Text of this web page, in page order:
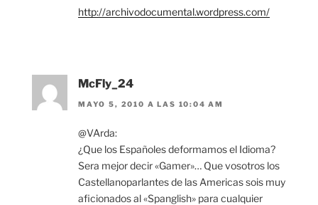
http://archivodocumental.wordpress.com/
McFly_24
MAYO 5, 2010 A LAS 10:04 AM
@VArda:
¿Que los Españoles deformamos el Idioma?
Sera mejor decir «Gamer»… Que vosotros los
Castellanoparlantes de las Americas sois muy
aficionados al «Spanglish» para cualquier